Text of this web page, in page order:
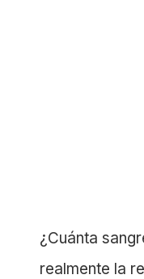
¿Cuánta
realmente la